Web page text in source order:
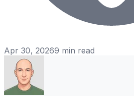
Apr 30, 20269 min read